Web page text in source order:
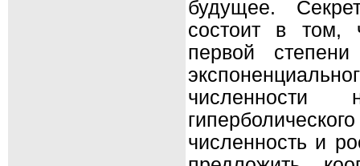
будущее.
состоит в том,
первой
численность и